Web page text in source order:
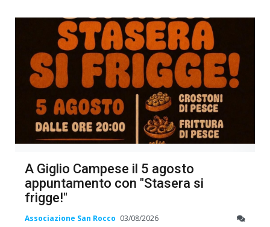
A Giglio Campese il 5 agosto
appuntamento con "Stasera si
frigge!"
Associazione San Rocco 03/08/2026